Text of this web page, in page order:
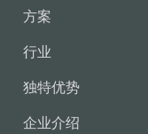
方案
行业
独特优势
企业介绍